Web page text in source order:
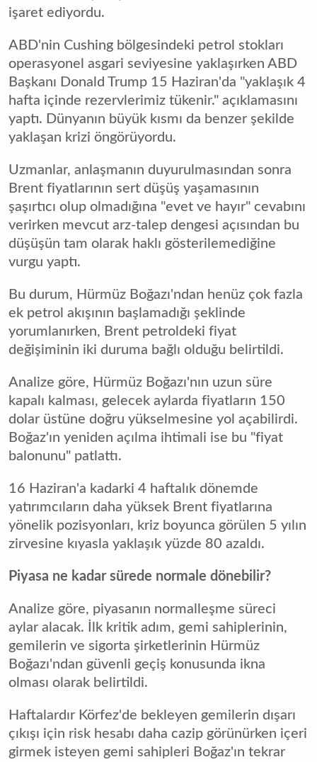
işaret ediyordu.
ABD'nin Cushing bölgesindeki petrol stokları
operasyonel asgari seviyesine yaklaşırken ABD
Başkanı Donald Trump 15 Haziran'da "yaklaşık 4
hafta içinde rezervlerimiz tükenir." açıklamasını
yaptı. Dünyanın büyük kısmı da benzer şekilde
yaklaşan krizi öngörüyordu.
Uzmanlar, anlaşmanın duyurulmasından sonra
Brent fiyatlarının sert düşüş yaşamasının
şaşırtıcı olup olmadığına "evet ve hayır" cevabını
verirken mevcut arz-talep dengesi açısından bu
düşüşün tam olarak haklı gösterilemediğine
vurgu yaptı.
Bu durum, Hürmüz Boğazı'ndan henüz çok fazla
ek petrol akışının başlamadığı şeklinde
yorumlanırken, Brent petroldeki fiyat
değişiminin iki duruma bağlı olduğu belirtildi.
Analize göre, Hürmüz Boğazı'nın uzun süre
kapalı kalması, gelecek aylarda fiyatların 150
dolar üstüne doğru yükselmesine yol açabilirdi.
Boğaz'ın yeniden açılma ihtimali ise bu "fiyat
balonunu" patlattı.
16 Haziran'a kadarki 4 haftalık dönemde
yatırımcıların daha yüksek Brent fiyatlarına
yönelik pozisyonları, kriz boyunca görülen 5 yılın
zirvesine kıyasla yaklaşık yüzde 80 azaldı.
Piyasa ne kadar sürede normale dönebilir?
Analize göre, piyasanın normalleşme süreci
aylar alacak. İlk kritik adım, gemi sahiplerinin,
gemilerin ve sigorta şirketlerinin Hürmüz
Boğazı'ndan güvenli geçiş konusunda ikna
olması olarak belirtildi.
Haftalardır Körfez'de bekleyen gemilerin dışarı
çıkışı için risk hesabı daha cazip görünürken içeri
girmek isteyen gemi sahipleri Boğaz'ın tekrar